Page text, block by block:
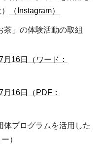
（Instagram）
茶」の体験活動の取組
16日（ワード：
16日（PDF：
体プログラムを活用した
）